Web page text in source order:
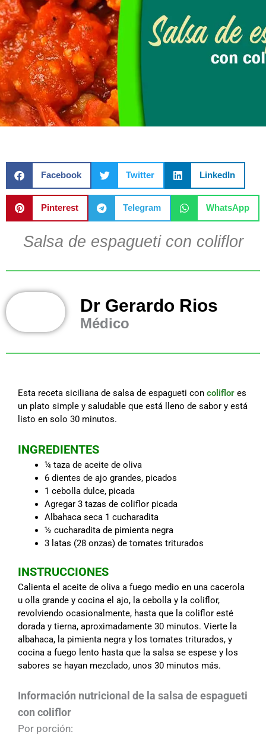
Facebook Twitter LinkedIn
Pinterest Telegram WhatsApp
Salsa de espagueti con coliflor
Dr Gerardo Rios
Médico
Esta receta siciliana de salsa de espagueti con coliflor es
un plato simple y saludable que está lleno de sabor y está
listo en solo 30 minutos.
INGREDIENTES
¼ taza de aceite de oliva
6 dientes de ajo grandes, picados
1 cebolla dulce, picada
Agregar 3 tazas de coliflor picada
Albahaca seca 1 cucharadita
½ cucharadita de pimienta negra
3 latas (28 onzas) de tomates triturados
INSTRUCCIONES
Calienta el aceite de oliva a fuego medio en una cacerola
u olla grande y cocina el ajo, la cebolla y la coliflor,
revolviendo ocasionalmente, hasta que la coliflor esté
dorada y tierna, aproximadamente 30 minutos. Vierte la
albahaca, la pimienta negra y los tomates triturados, y
cocina a fuego lento hasta que la salsa se espese y los
sabores se hayan mezclado, unos 30 minutos más.
Información nutricional de la salsa de espagueti
con coliflor
Por porción: